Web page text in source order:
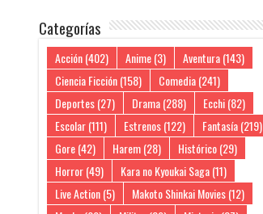
Categorías
Acción(402) Anime(3) Aventura(143)
Ciencia Ficción(158) Comedia(241)
Deportes(27) Drama(288) Ecchi(82)
Escolar(111) Estrenos(122) Fantasía(219)
Gore(42) Harem(28) Histórico(29)
Horror(49) Kara no Kyoukai Saga(11)
Live Action(5) Makoto Shinkai Movies(12)